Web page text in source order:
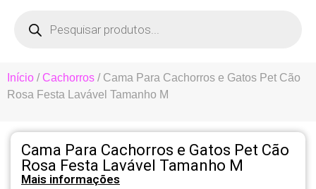
Início /Cachorros / Cama Para Cachorros e Gatos Pet Cão
Rosa Festa Lavável Tamanho M
Cama Para Cachorros e Gatos Pet Cão
Rosa Festa Lavável Tamanho M
Mais informações